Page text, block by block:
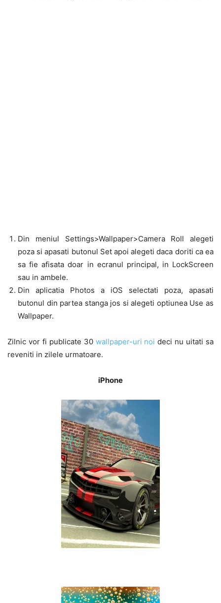
Din meniul Settings>Wallpaper>Camera Roll alegeti
poza si apasati butonul Set apoi alegeti daca doriti ca ea
sa fie afisata doar in ecranul principal, in LockScreen
sau in ambele.
Din aplicatia Photos a iOS selectati poza, apasati
butonul din partea stanga jos si alegeti optiunea Use as
Wallpaper.
Zilnic vor fi publicate 30 wallpaper-uri noi deci nu uitati sa
reveniti in zilele urmatoare.
iPhone